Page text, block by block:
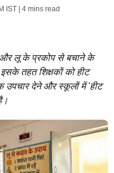
IST| 4 mins read
और लू के प्रकोप से बचाने के
तहत शिक्षकों को हीट
उपचार देने और स्कूलों में 'हीट